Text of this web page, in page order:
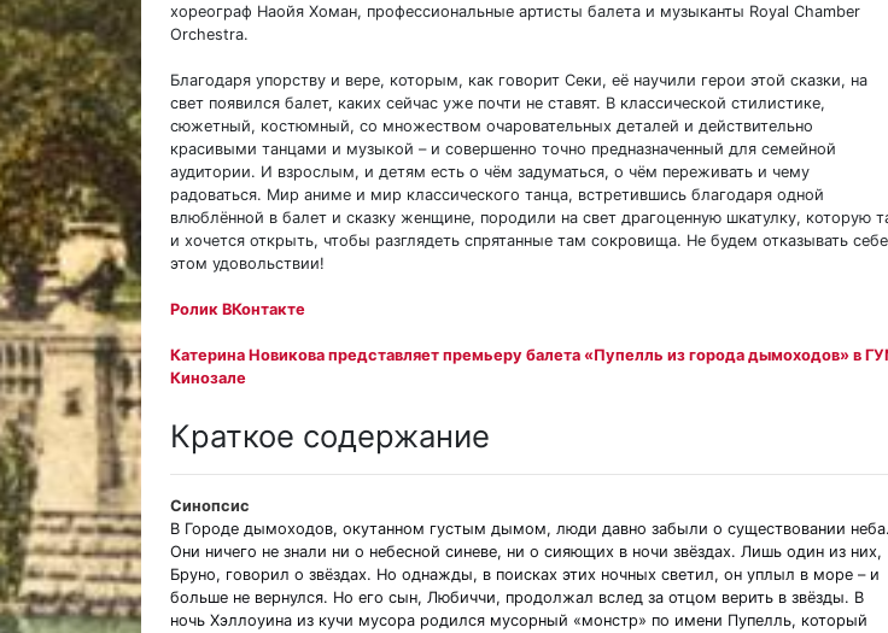
хореограф Наойя Хоман, профессиональные артисты балета и музыканты Royal Chamber
Orchestra.
Благодаря упорству и вере, которым, как говорит Секи, её научили герои этой сказки, на
свет появился балет, каких сейчас уже почти не ставят. В классической стилистике,
сюжетный, костюмный, со множеством очаровательных деталей и действительно
красивыми танцами и музыкой – и совершенно точно предназначенный для семейной
аудитории. И взрослым, и детям есть о чём задуматься, о чём переживать и чему
радоваться. Мир аниме и мир классического танца, встретившись благодаря одной
влюблённой в балет и сказку женщине, породили на свет драгоценную шкатулку, которую
и хочется открыть, чтобы разглядеть спрятанные там сокровища. Не будем отказывать
этом удовольствии!
Ролик ВКонтакте
Катерина Новикова представляет премьеру балета «Пупелль из города дымоходов» в
Кинозале
Краткое содержание
Синопсис
В Городе дымоходов, окутанном густым дымом, люди давно забыли о существовании неба.
Они ничего не знали ни о небесной синеве, ни о сияющих в ночи звёздах. Лишь один из них,
Бруно, говорил о звёздах. Но однажды, в поисках этих ночных светил, он уплыл в море – и
больше не вернулся. Но его сын, Любиччи, продолжал вслед за отцом верить в звёзды. В
ночь Хэллоуина из кучи мусора родился мусорный «монстр» по имени Пупелль, который